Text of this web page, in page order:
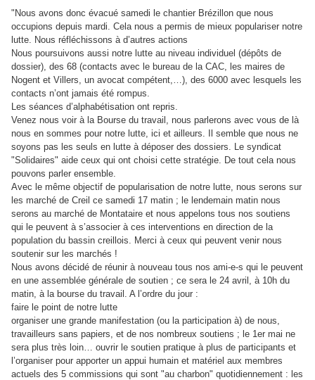
"Nous avons donc évacué samedi le chantier Brézillon que nous
occupions depuis mardi. Cela nous a permis de mieux populariser notre
lutte. Nous réfléchissons à d’autres actions
Nous poursuivons aussi notre lutte au niveau individuel (dépôts de
dossier), des 68 (contacts avec le bureau de la CAC, les maires de
Nogent et Villers, un avocat compétent,…), des 6000 avec lesquels les
contacts n’ont jamais été rompus.
Les séances d’alphabétisation ont repris.
Venez nous voir à la Bourse du travail, nous parlerons avec vous de là
nous en sommes pour notre lutte, ici et ailleurs. Il semble que nous ne
soyons pas les seuls en lutte à déposer des dossiers. Le syndicat
"Solidaires" aide ceux qui ont choisi cette stratégie. De tout cela nous
pouvons parler ensemble.
Avec le même objectif de popularisation de notre lutte, nous serons sur
les marché de Creil ce samedi 17 matin ; le lendemain matin nous
serons au marché de Montataire et nous appelons tous nos soutiens
qui le peuvent à s’associer à ces interventions en direction de la
population du bassin creillois. Merci à ceux qui peuvent venir nous
soutenir sur les marchés !
Nous avons décidé de réunir à nouveau tous nos ami-e-s qui le peuvent
en une assemblée générale de soutien ; ce sera le 24 avril, à 10h du
matin, à la bourse du travail. A l’ordre du jour :
faire le point de notre lutte
organiser une grande manifestation (ou la participation à) de nous,
travailleurs sans papiers, et de nos nombreux soutiens ; le 1er mai ne
sera plus très loin… ouvrir le soutien pratique à plus de participants et
l’organiser pour apporter un appui humain et matériel aux membres
actuels des 5 commissions qui sont "au charbon" quotidiennement : les